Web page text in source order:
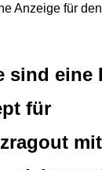
Anzeige für
sind eine
für